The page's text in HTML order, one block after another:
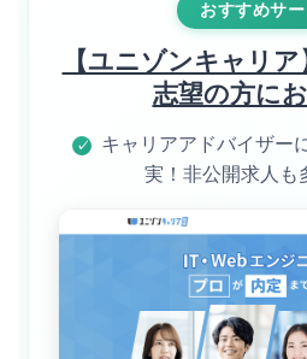
おすすめサ
【ユニゾンキャリ
志望の方に
✓
キャリアアドバイザー
実！非公開求人も